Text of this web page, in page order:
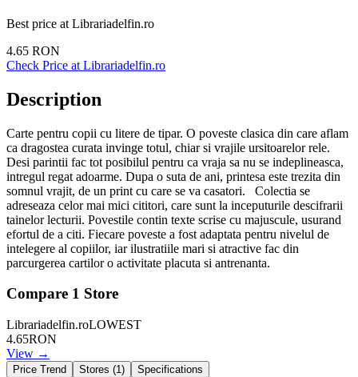
Best price at Librariadelfin.ro
4.65 RON
Check Price at Librariadelfin.ro
Description
Carte pentru copii cu litere de tipar. O poveste clasica din care aflam
ca dragostea curata invinge totul, chiar si vrajile ursitoarelor rele.
Desi parintii fac tot posibilul pentru ca vraja sa nu se indeplineasca,
intregul regat adoarme. Dupa o suta de ani, printesa este trezita din
somnul vrajit, de un print cu care se va casatori. Colectia se
adreseaza celor mai mici cititori, care sunt la inceputurile descifrarii
tainelor lecturii. Povestile contin texte scrise cu majuscule, usurand
efortul de a citi. Fiecare poveste a fost adaptata pentru nivelul de
intelegere al copiilor, iar ilustratiile mari si atractive fac din
parcurgerea cartilor o activitate placuta si antrenanta.
Compare 1 Store
Librariadelfin.roLOWEST
4.65RON
View →
Price Trend Stores (1) Specifications